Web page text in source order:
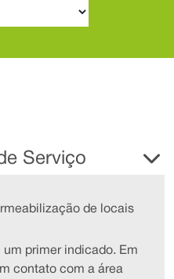
Serviço
de locais
primer indicado. Em
contato com a área